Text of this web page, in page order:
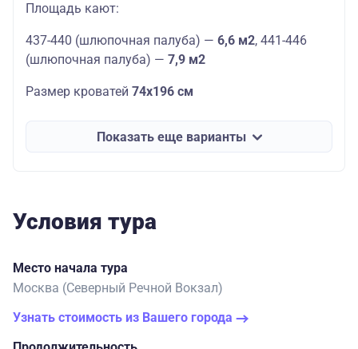
Площадь кают:
437-440 (шлюпочная палуба) — 6,6 м2, 441-446
(шлюпочная палуба) — 7,9 м2
Размер кроватей 74х196 см
Показать еще варианты
Условия тура
Место начала тура
Москва (Северный Речной Вокзал)
Узнать стоимость из Вашего города